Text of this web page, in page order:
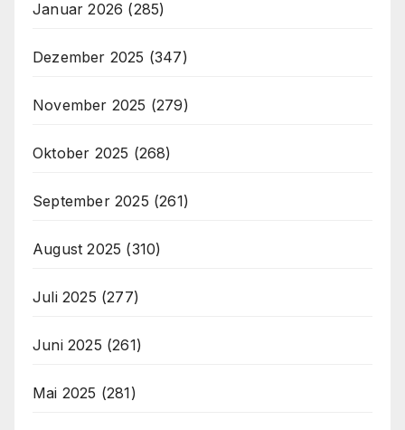
Januar 2026 (285)
Dezember 2025 (347)
November 2025 (279)
Oktober 2025 (268)
September 2025 (261)
August 2025 (310)
Juli 2025 (277)
Juni 2025 (261)
Mai 2025 (281)